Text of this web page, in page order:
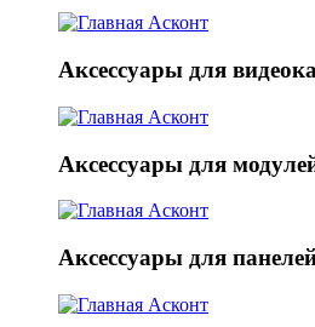
Аксессуары для
Аксессуары для
Аксессуары для